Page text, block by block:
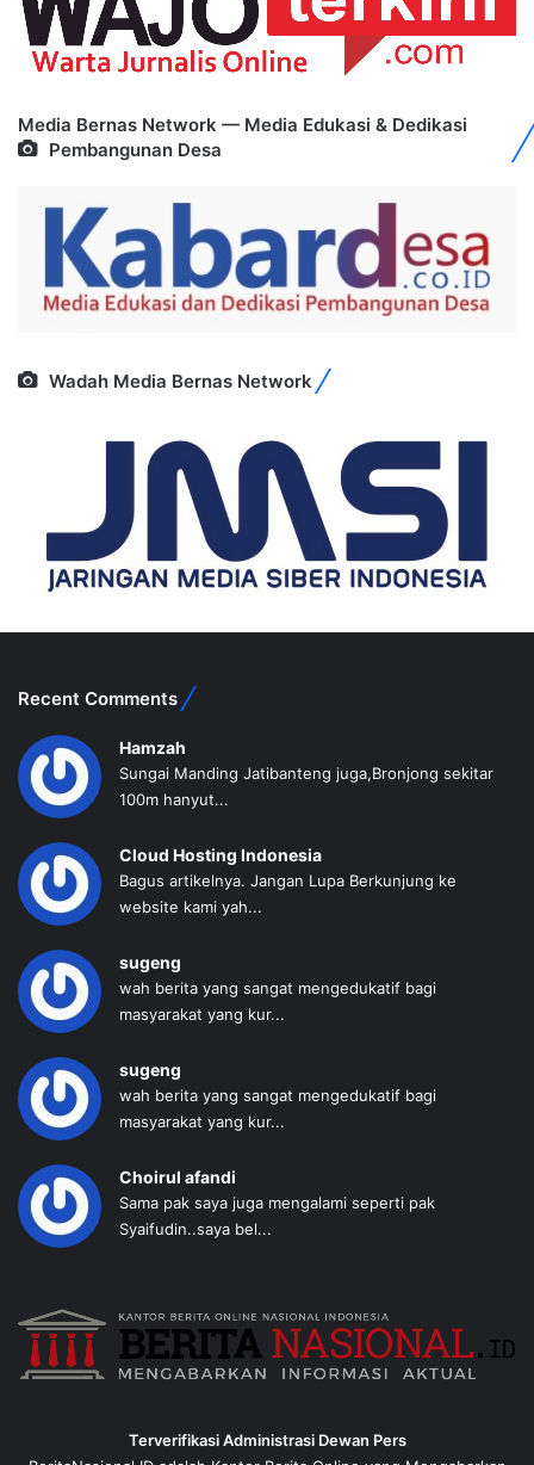
Media Bernas Network — Media Edukasi & Dedikasi
Pembangunan Desa
Wadah Media Bernas Network
Recent Comments
Hamzah
Sungai Manding Jatibanteng juga,Bronjong sekitar
100m hanyut...
Cloud Hosting Indonesia
Bagus artikelnya. Jangan Lupa Berkunjung ke
website kami yah...
sugeng
wah berita yang sangat mengedukatif bagi
masyarakat yang kur...
sugeng
wah berita yang sangat mengedukatif bagi
masyarakat yang kur...
Choirul afandi
Sama pak saya juga mengalami seperti pak
Syaifudin..saya bel...
Terverifikasi Administrasi Dewan Pers